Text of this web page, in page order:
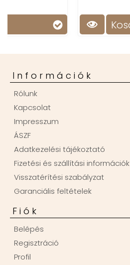
Kosárba
Információk
Rólunk
Kapcsolat
Impresszum
ÁSZF
Adatkezelési tájékoztató
Fizetési és szállítási információk
Visszatérítési szabályzat
Garanciális feltételek
Fiók
Belépés
Regisztráció
Profil